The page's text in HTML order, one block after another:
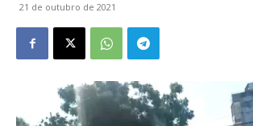
21 de outubro de 2021